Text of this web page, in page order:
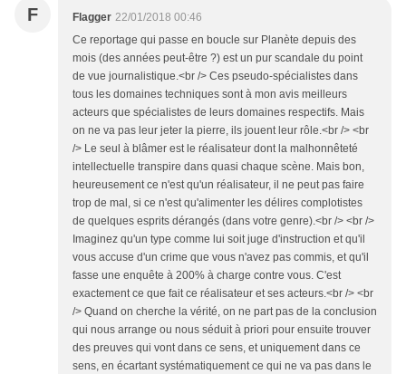
F Flagger 22/01/2018 00:46
Ce reportage qui passe en boucle sur Planète depuis des
mois (des années peut-être ?) est un pur scandale du point
de vue journalistique.<br /> Ces pseudo-spécialistes dans
tous les domaines techniques sont à mon avis meilleurs
acteurs que spécialistes de leurs domaines respectifs. Mais
on ne va pas leur jeter la pierre, ils jouent leur rôle.<br /> <br
/> Le seul à blâmer est le réalisateur dont la malhonnêteté
intellectuelle transpire dans quasi chaque scène. Mais bon,
heureusement ce n'est qu'un réalisateur, il ne peut pas faire
trop de mal, si ce n'est qu'alimenter les délires complotistes
de quelques esprits dérangés (dans votre genre).<br /> <br />
Imaginez qu'un type comme lui soit juge d'instruction et qu'il
vous accuse d'un crime que vous n'avez pas commis, et qu'il
fasse une enquête à 200% à charge contre vous. C'est
exactement ce que fait ce réalisateur et ses acteurs.<br /> <br
/> Quand on cherche la vérité, on ne part pas de la conclusion
qui nous arrange ou nous séduit à priori pour ensuite trouver
des preuves qui vont dans ce sens, et uniquement dans ce
sens, en écartant systématiquement ce qui ne va pas dans le